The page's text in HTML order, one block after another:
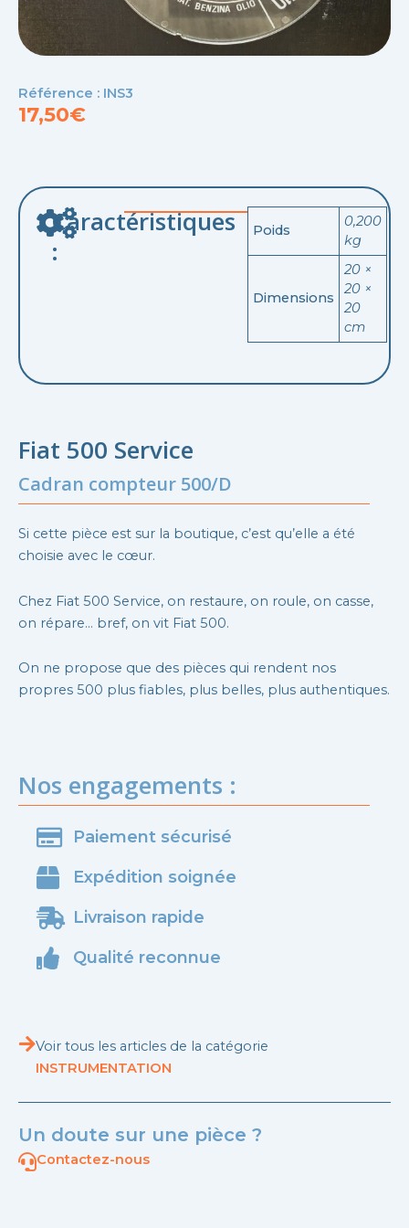
Référence : INS3
17,50€
Caractéristiques
:
Poids
0,200
kg
Dimensions
20 ×
20 ×
20
cm
Fiat 500 Service
Cadran compteur 500/D
Si cette pièce est sur la boutique, c’est qu’elle a été
choisie avec le cœur.
Chez Fiat 500 Service, on restaure, on roule, on casse,
on répare… bref, on vit Fiat 500.
On ne propose que des pièces qui rendent nos
propres 500 plus fiables, plus belles, plus authentiques.
Nos engagements :
Paiement sécurisé
Expédition soignée
Livraison rapide
Qualité reconnue
Voir tous les articles de la catégorie
INSTRUMENTATION
Un doute sur une pièce ?
Contactez-nous